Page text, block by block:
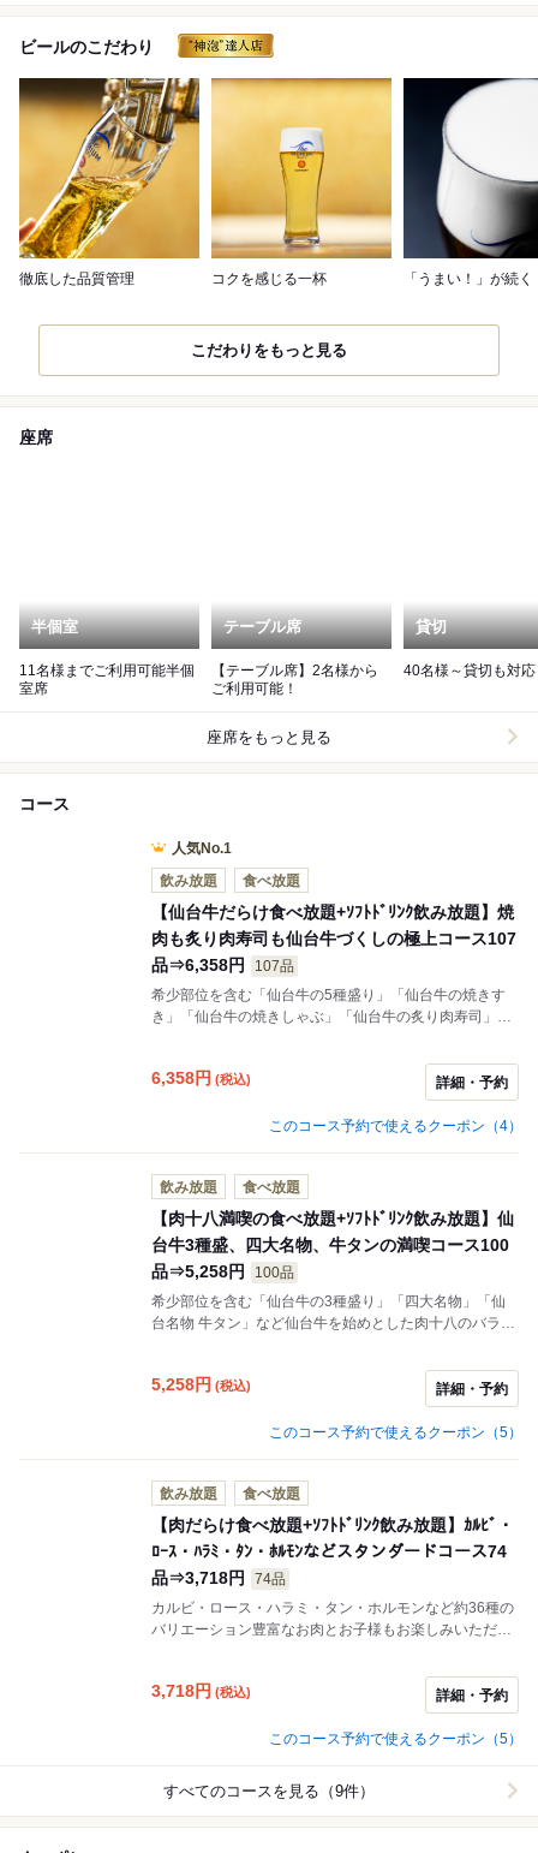
ビールのこだわり
徹底した品質管理 コクを感じる一杯 「うまい！」が続く
こだわりをもっと見る
座席
半個室
11名様までご利用可能半個
室席
テーブル席
【テーブル席】2名様から
ご利用可能！
貸切
40名様～貸切も対応
座席をもっと見る
コース
人気No.1
飲み放題
食べ放題
【仙台牛だらけ食べ放題+ｿﾌﾄﾄﾞﾘﾝｸ飲み放題】焼
肉も炙り肉寿司も仙台牛づくしの極上コース107
品⇒6,358円
107品
希少部位を含む「仙台牛の5種盛り」「仙台牛の焼きす
き」「仙台牛の焼きしゃぶ」「仙台牛の炙り肉寿司」
厚切り牛タン」「四大名物」など、肉十八最高級の仙台
牛や上質なお肉をとことん味わえる。仙台牛の食べ放題
6,358円 (税込) 詳細・予約
このコース予約で使えるクーポン（4）
飲み放題 食べ放題
【肉十八満喫の食べ放題+ｿﾌﾄﾄﾞﾘﾝｸ飲み放題】仙
台牛3種盛、四大名物、牛タンの満喫コース100
品⇒5,258円
100品
希少部位を含む「仙台牛の3種盛り」「四大名物」「仙
台名物 牛タン」など仙台牛を始めとした肉十八のバラエ
どのお寿司なども満喫できる高コスパコース。
5,258円 (税込) 詳細・予約
このコース予約で使えるクーポン（5）
飲み放題 食べ放題
【肉だらけ食べ放題+ｿﾌﾄﾄﾞﾘﾝｸ飲み放題】ｶﾙﾋﾞ・
ﾛｰｽ・ﾊﾗﾐ・ﾀﾝ・ﾎﾙﾓﾝなどスタンダードコース74
品⇒3,718円
74品
カルビ・ロース・ハラミ・タン・ホルモンなど約36種の
バリエーション豊富なお肉とお子様もお楽しみいただけ
のメニューが食べ放題となっております。リーズナブル
に食べ放題＋飲み放題を愉しんでいただけるコース。
3,718円 (税込) 詳細・予約
このコース予約で使えるクーポン（5）
すべてのコースを見る（9件）